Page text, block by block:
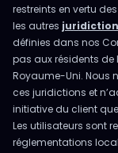
restreints en vertu
les autres
définies dans nos
pas aux résidents de
Royaume-Uni. Nous
ces juridictions et
initiative du client
Les utilisateurs sont
réglementations